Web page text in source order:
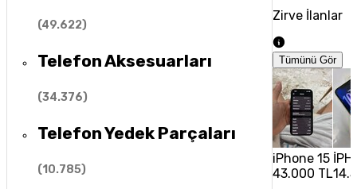
(49.622)
Telefon Aksesuarları
(34.376)
Telefon Yedek Parçaları
(10.785)
Zirve İlanlar
Tümünü Gör
iPhone 15
43.000 TL